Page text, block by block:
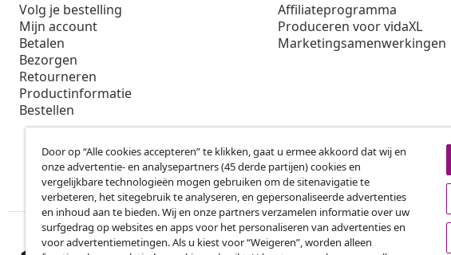
Volg je bestelling
Mijn account
Betalen
Bezorgen
Retourneren
Productinformatie
Bestellen
Affiliateprogramma
Produceren voor vidaXL
Marketingsamenwerkingen
Door op “Alle cookies accepteren” te klikken, gaat u ermee akkoord dat wij en
onze advertentie- en analysepartners (45 derde partijen) cookies en
vergelijkbare technologieën mogen gebruiken om de sitenavigatie te
verbeteren, het sitegebruik te analyseren, en gepersonaliseerde advertenties
en inhoud aan te bieden. Wij en onze partners verzamelen informatie over uw
surfgedrag op websites en apps voor het personaliseren van advertenties en
voor advertentiemetingen. Als u kiest voor “Weigeren”, worden alleen